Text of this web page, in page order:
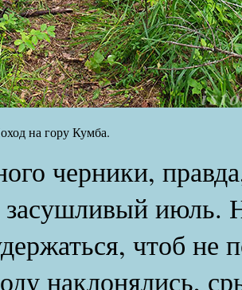
на гору Кумба.
черники,
июль.
чтоб не
наклонялись,